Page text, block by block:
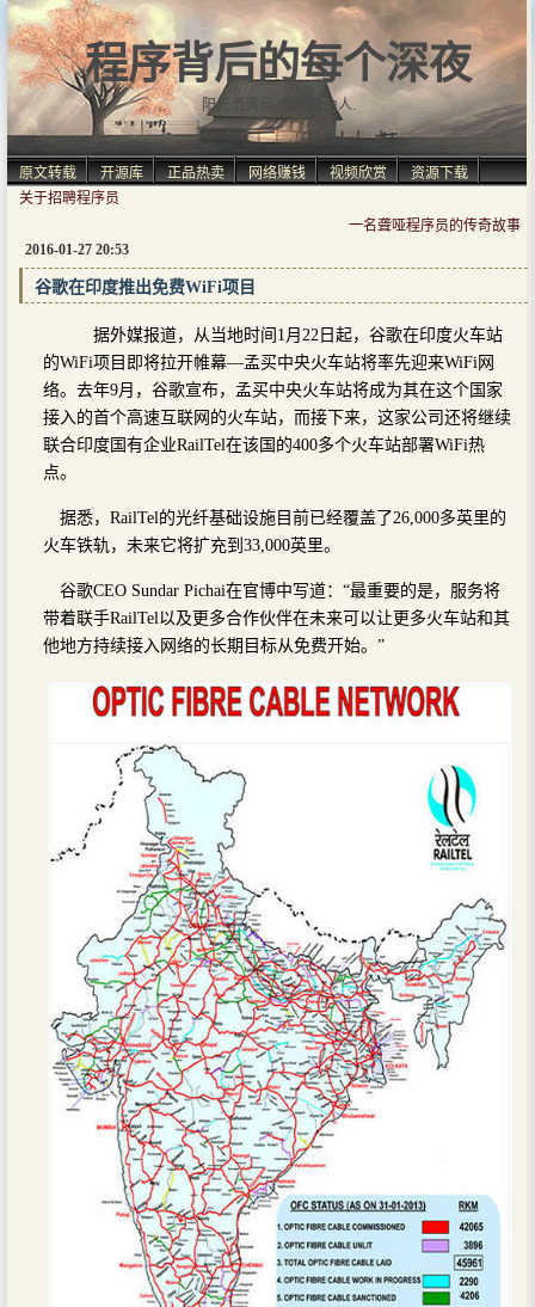
程序背后的每个深夜
阳光洒满肩, 仿佛自由人.
原文转载 开源库 正品热卖 网络赚钱 视频欣赏
资源下载
关于招聘程序员
一名聋哑程序员的传奇故事
2016-01-27 20:53
谷歌在印度推出免费WiFi项目
据外媒报道，从当地时间1月22日起，谷歌在印度火车站
的WiFi项目即将拉开帷幕—孟买中央火车站将率先迎来WiFi网
络。去年9月，谷歌宣布，孟买中央火车站将成为其在这个国家
接入的首个高速互联网的火车站，而接下来，这家公司还将继续
联合印度国有企业RailTel在该国的400多个火车站部署WiFi热
点。
据悉，RailTel的光纤基础设施目前已经覆盖了26,000多英里的
火车铁轨，未来它将扩充到33,000英里。
谷歌CEO Sundar Pichai在官博中写道：“最重要的是，服务将
带着联手RailTel以及更多合作伙伴在未来可以让更多火车站和其
他地方持续接入网络的长期目标从免费开始。”